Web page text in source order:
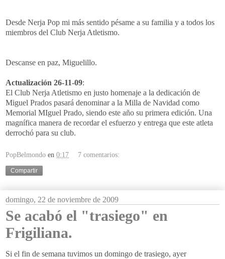
Desde Nerja Pop mi más sentido pésame a su familia y a todos los
miembros del Club Nerja Atletismo.
Descanse en paz, Miguelillo.
Actualización 26-11-09:
El Club Nerja Atletismo en justo homenaje a la dedicación de
Miguel Prados pasará denominar a la Milla de Navidad como
Memorial MIguel Prado, siendo este año su primera edición. Una
magnífica manera de recordar el esfuerzo y entrega que este atleta
derrochó para su club.
PopBelmondo en 0:17 7 comentarios:
Compartir
domingo, 22 de noviembre de 2009
Se acabó el "trasiego" en
Frigiliana.
Si el fin de semana tuvimos un domingo de trasiego, ayer